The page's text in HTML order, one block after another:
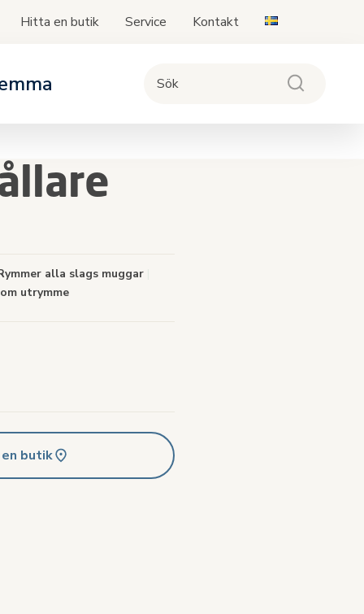
Hitta en butik Service
Kontakt
för baser
barnvagnar
alla slags muggar
utrymme
butik